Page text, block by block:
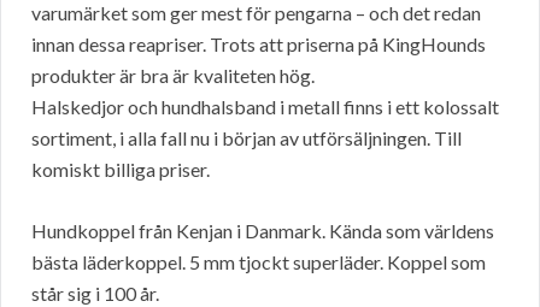
varumärket som ger mest för pengarna – och det redan
innan dessa reapriser. Trots att priserna på KingHounds
produkter är bra är kvaliteten hög.
Halskedjor och hundhalsband i metall finns i ett kolossalt
sortiment, i alla fall nu i början av utförsäljningen. Till
komiskt billiga priser.
Hundkoppel från Kenjan i Danmark. Kända som världens
bästa läderkoppel. 5 mm tjockt superläder. Koppel som
står sig i 100 år.